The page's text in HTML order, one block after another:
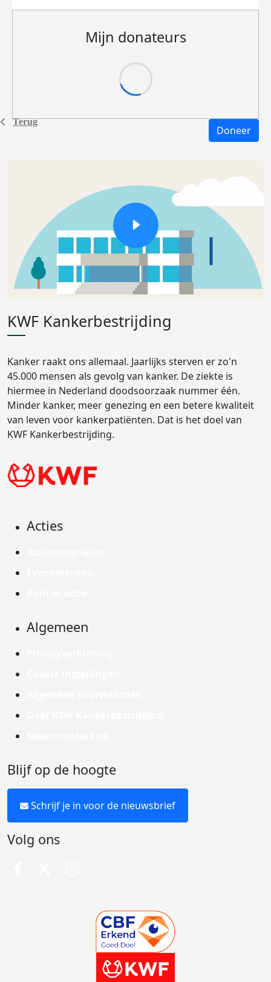
Terug
Mijn donateurs
Doneer
KWF Kankerbestrijding
Kanker raakt ons allemaal. Jaarlijks sterven er zo'n
45.000 mensen als gevolg van kanker. De ziekte is
hiermee in Nederland doodsoorzaak nummer één.
Minder kanker, meer genezing en een betere kwaliteit
van leven voor kankerpatiënten. Dat is het doel van
KWF Kankerbestrijding.
Acties
Algemeen
Blijf op de hoogte
Schrijf je in voor de nieuwsbrief
Volg ons